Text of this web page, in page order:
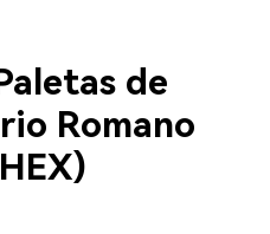
de
Romano